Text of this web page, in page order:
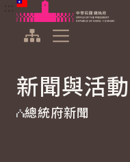
跳到主要內容
中華民國總統府
新聞與活動
總統府新聞